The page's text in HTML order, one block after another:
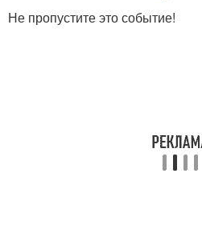
Не пропустите это событие!